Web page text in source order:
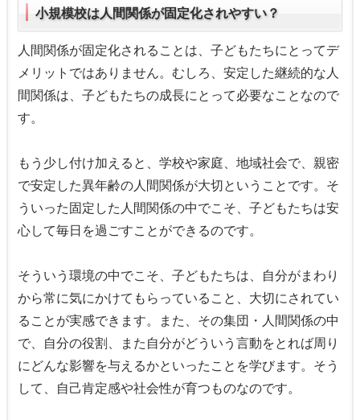
小規模校は人間関係が固定化されやすい？
人間関係が固定化されることは、子どもたちにとってデ
メリットではありません。むしろ、安定した継続的な人
間関係は、子どもたちの成長にとって必要なことなので
す。
もう少し付け加えると、学校や家庭、地域社会で、親密
で安定した異年齢の人間関係が大切ということです。そ
ういった固定した人間関係の中でこそ、子どもたちは安
心して毎日を過ごすことができるのです。
そういう環境の中でこそ、子どもたちは、自分がまわり
から常に気にかけてもらっていること、大切にされてい
ることが実感できます。また、その集団・人間関係の中
で、自分の役割、また自分がどういう言動をとれば周り
にどんな影響を与えるかといったことを学びます。そう
して、自己肯定感や社会性が育つものなのです。